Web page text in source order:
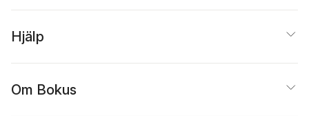
Hjälp
Om Bokus